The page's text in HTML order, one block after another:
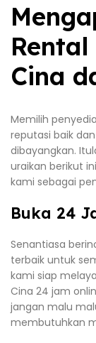
Cina
Memilih
reputasi baik
dibayangkan.
uraikan berikut
kami sebagai
Buka 24
Senantiasa
terbaik untuk
kami siap
Cina 24 jam
jangan malu
membutuhkan